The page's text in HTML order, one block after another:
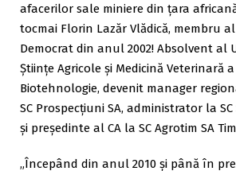
afacerilor sale miniere din țara
tocmai Florin Lazăr Vlădică, membru
Democrat din anul 2002! Absolvent al
Științe Agricole și Medicină Veterinară
Biotehnologie, devenit manager
SC Prospecțiuni SA, administrator la SC
și președinte al CA la SC Agrotim SA
„Începând din anul 2010 şi până în